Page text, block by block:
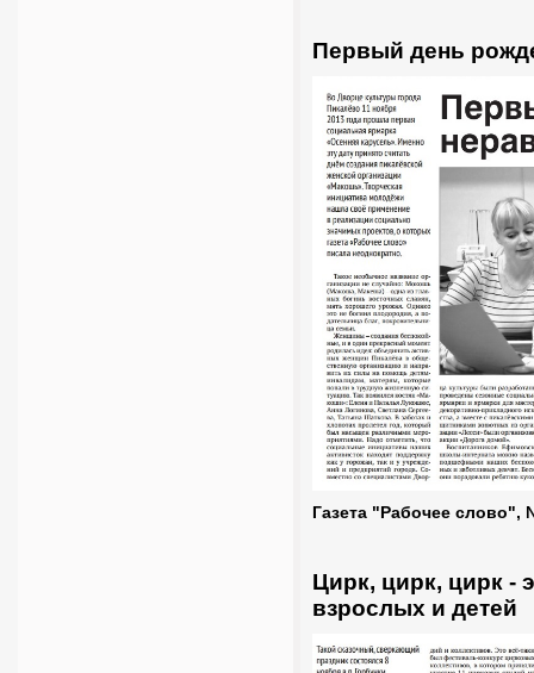
Первый день
Газета "Рабочее слово",
Цирк, цирк, цирк -
взрослых и детей